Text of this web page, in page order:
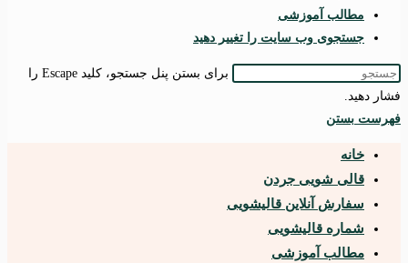
مطالب آموزشی
جستجوی وب سایت را تغییر دهید
برای بستن پنل جستجو، کلید Escape را
فشار دهید.
فهرست بستن
خانه
قالی شویی جردن
سفارش آنلاین قالیشویی
شماره قالیشویی
مطالب آموزشی